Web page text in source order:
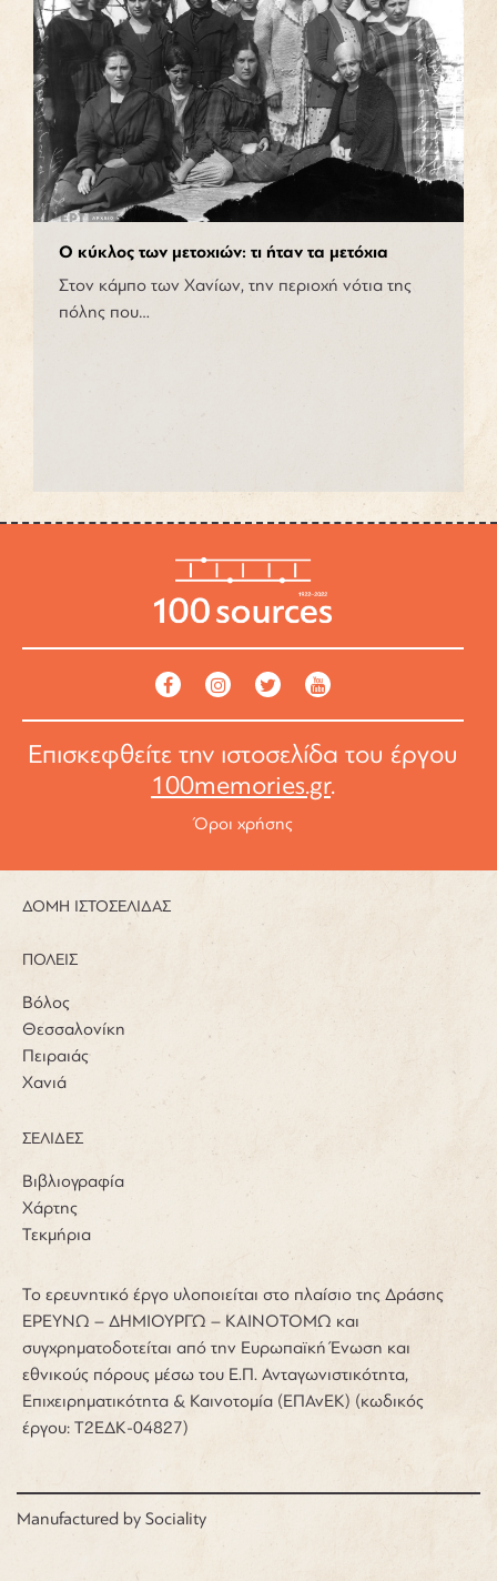
Ο κύκλος των μετοχιών: τι ήταν τα μετόχια
Στον κάμπο των Χανίων, την περιοχή νότια της
πόλης που…
Επισκεφθείτε την ιστοσελίδα του έργου
100memories.gr.
Όροι χρήσης
ΔΟΜΗ ΙΣΤΟΣΕΛΙΔΑΣ
ΠΟΛΕΙΣ
Βόλος
Θεσσαλονίκη
Πειραιάς
Χανιά
ΣΕΛΙΔΕΣ
Βιβλιογραφία
Χάρτης
Τεκμήρια
Το ερευνητικό έργο υλοποιείται στο πλαίσιο της Δράσης
ΕΡΕΥΝΩ – ΔΗΜΙΟΥΡΓΩ – ΚΑΙΝΟΤΟΜΩ και
συγχρηματοδοτείται από την Ευρωπαϊκή Ένωση και
εθνικούς πόρους μέσω του Ε.Π. Ανταγωνιστικότητα,
Επιχειρηματικότητα & Καινοτομία (ΕΠΑνΕΚ) (κωδικός
έργου: Τ2ΕΔΚ-04827)
Manufactured by Sociality